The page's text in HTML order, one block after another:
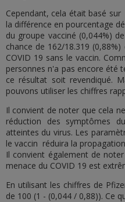
Cependant, cela était basé
la différence en pourcentage
du groupe vacciné (0,044%)
chance de 162/18.319
COVID 19 sans le vaccin.
personnes n'a pas encore été
ce résultat soit revendiqué.
pouvons utiliser les chiffres
Il convient de noter que cela
réduction des symptômes
atteintes du virus. Les
le vaccin réduira la
Il convient également de
menace du COVID 19 est
En utilisant les chiffres de
de 100 (1 - (0,044 / 0,88)). Ce